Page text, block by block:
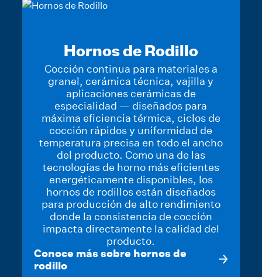
Hornos de Rodillo
Cocción continua para materiales a
granel, cerámica técnica, vajilla y
aplicaciones cerámicas de
especialidad — diseñados para
máxima eficiencia térmica, ciclos de
cocción rápidos y uniformidad de
temperatura precisa en todo el ancho
del producto. Como una de las
tecnologías de horno más eficientes
energéticamente disponibles, los
hornos de rodillos están diseñados
para producción de alto rendimiento
donde la consistencia de cocción
impacta directamente la calidad del
producto.
Conoce más sobre hornos de
rodillo